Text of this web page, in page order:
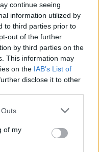
continue seeing
information utilized by
to third parties prior to
out of the further
by third parties on the
This information may
on the IAB’s List of
disclose it to other
of my
od kilku
hormonalne
Tak się składa, że
miesiączka. Czy
początku cyklu
dla rodziny i